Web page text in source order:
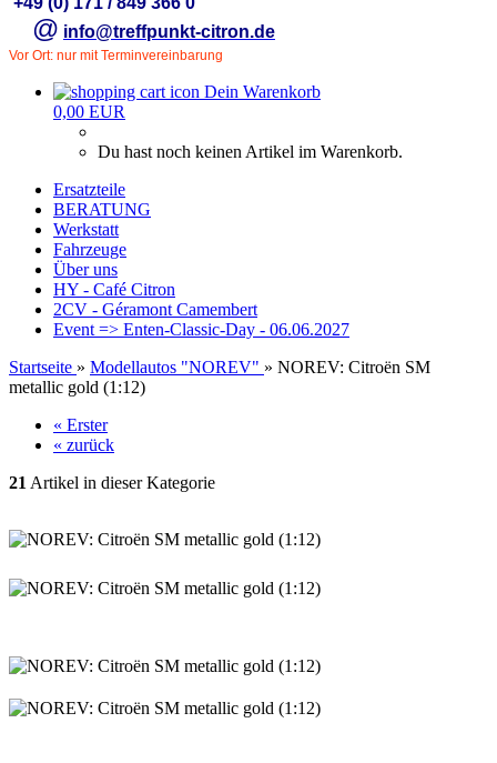
@ info@treffpunkt-citron.de
Vor Ort: nur mit Terminvereinbarung
Dein Warenkorb
0,00 EUR
Du hast noch keinen Artikel im Warenkorb.
Ersatzteile
BERATUNG
Werkstatt
Fahrzeuge
Über uns
HY - Café Citron
2CV - Géramont Camembert
Event => Enten-Classic-Day - 06.06.2027
Startseite » Modellautos "NOREV" » NOREV: Citroën SM
metallic gold (1:12)
« Erster
« zurück
21 Artikel in dieser Kategorie